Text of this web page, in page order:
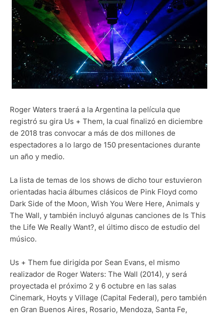
Roger Waters traerá a la Argentina la película que
registró su gira Us + Them, la cual finalizó en diciembre
de 2018 tras convocar a más de dos millones de
espectadores a lo largo de 150 presentaciones durante
un año y medio.
La lista de temas de los shows de dicho tour estuvieron
orientadas hacia álbumes clásicos de Pink Floyd como
Dark Side of the Moon, Wish You Were Here, Animals y
The Wall, y también incluyó algunas canciones de Is This
the Life We Really Want?, el último disco de estudio del
músico.
Us + Them fue dirigida por Sean Evans, el mismo
realizador de Roger Waters: The Wall (2014), y será
proyectada el próximo 2 y 6 octubre en las salas
Cinemark, Hoyts y Village (Capital Federal), pero también
en Gran Buenos Aires, Rosario, Mendoza, Santa Fe,